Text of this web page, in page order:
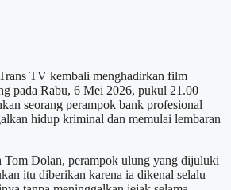
TV kembali menghadirkan film
pada Rabu, 6 Mei 2026, pukul 21.00
seorang perampok bank profesional
hidup kriminal dan memulai lembaran
Tom Dolan, perampok ulung yang dijuluki
itu diberikan karena ia dikenal selalu